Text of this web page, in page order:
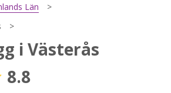
Steg
mailadress?
Län
i Västerås
8.8